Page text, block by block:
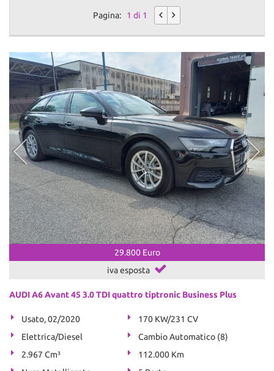
Pagina: 1 di 1
29.800 Euro
iva esposta
AUDI A6 Avant 45 3.0 TDI quattro tiptronic Business Plus
Usato, 02/2020
170 KW/231 CV
Elettrica/Diesel
Cambio Automatico (8)
2.967 Cm³
112.000 Km